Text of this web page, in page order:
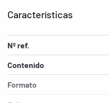
Características
Nº ref.
Contenido
Formato